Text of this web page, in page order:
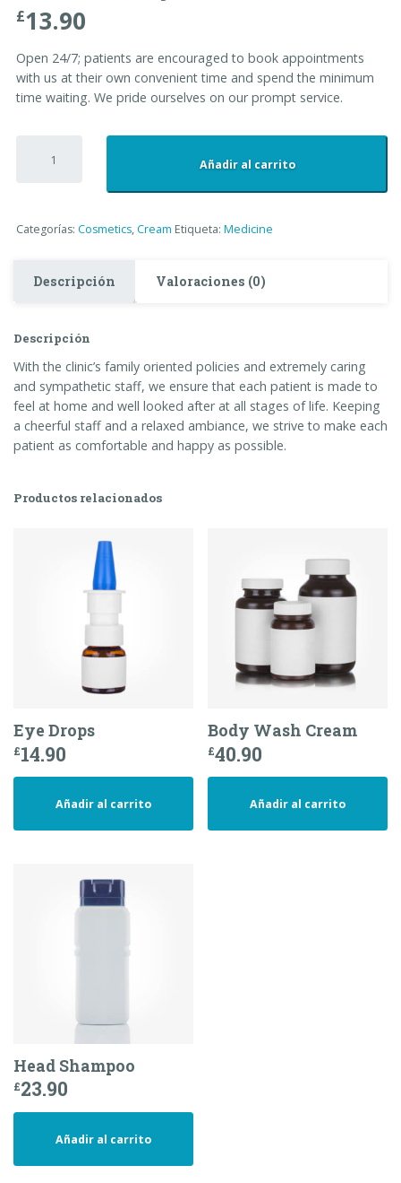
£13.90
Open 24/7; patients are encouraged to book appointments
with us at their own convenient time and spend the minimum
time waiting. We pride ourselves on our prompt service.
Añadir al carrito
Categorías: Cosmetics, Cream Etiqueta: Medicine
Descripción Valoraciones (0)
Descripción
With the clinic’s family oriented policies and extremely caring
and sympathetic staff, we ensure that each patient is made to
feel at home and well looked after at all stages of life. Keeping
a cheerful staff and a relaxed ambiance, we strive to make each
patient as comfortable and happy as possible.
Productos relacionados
Eye Drops
£14.90
Añadir al carrito
Body Wash Cream
£40.90
Añadir al carrito
Head Shampoo
£23.90
Añadir al carrito